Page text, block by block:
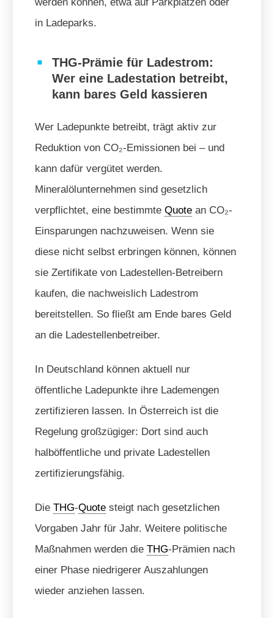
in Ladeparks.
THG-Prämie für Ladestrom:
Wer eine Ladestation betreibt,
kann bares Geld kassieren
Wer Ladepunkte betreibt, trägt aktiv zur
Reduktion von CO₂-Emissionen bei – und
kann dafür vergütet werden.
Mineralölunternehmen sind gesetzlich
verpflichtet, eine bestimmte Quote an CO₂-
Einsparungen nachzuweisen. Wenn sie
diese nicht selbst erbringen können, können
sie Zertifikate von Ladestellen-Betreibern
kaufen, die nachweislich Ladestrom
bereitstellen. So fließt am Ende bares Geld
an die Ladestellenbetreiber.
In Deutschland können aktuell nur
öffentliche Ladepunkte ihre Lademengen
zertifizieren lassen. In Österreich ist die
Regelung großzügiger: Dort sind auch
halböffentliche und private Ladestellen
zertifizierungsfähig.
Die THG-Quote steigt nach gesetzlichen
Vorgaben Jahr für Jahr. Weitere politische
Maßnahmen werden die THG-Prämien nach
einer Phase niedrigerer Auszahlungen
wieder anziehen lassen.